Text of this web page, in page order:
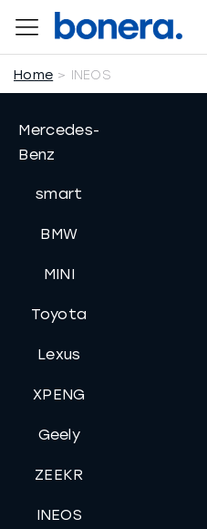
Salta
contenuto
Home INEOS
Mercedes-
Benz
smart
BMW
MINI
Toyota
Lexus
XPENG
Geely
ZEEKR
INEOS